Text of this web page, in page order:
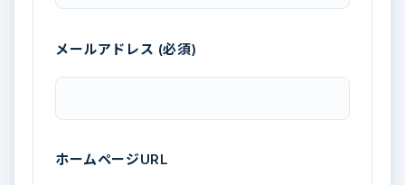
メールアドレス (必須)
ホームページURL